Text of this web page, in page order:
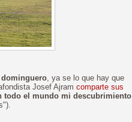
, ya se lo que hay que
Josef Ajram comparte sus
todo el mundo mi descubrimiento